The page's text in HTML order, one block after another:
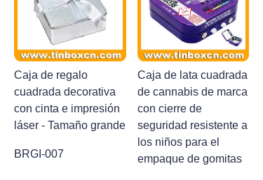
Caja de regalo
cuadrada decorativa
con cinta e impresión
láser - Tamaño grande
BRGI-007
Caja de lata cuadrada
de cannabis de marca
con cierre de
seguridad resistente a
los niños para el
empaque de gomitas